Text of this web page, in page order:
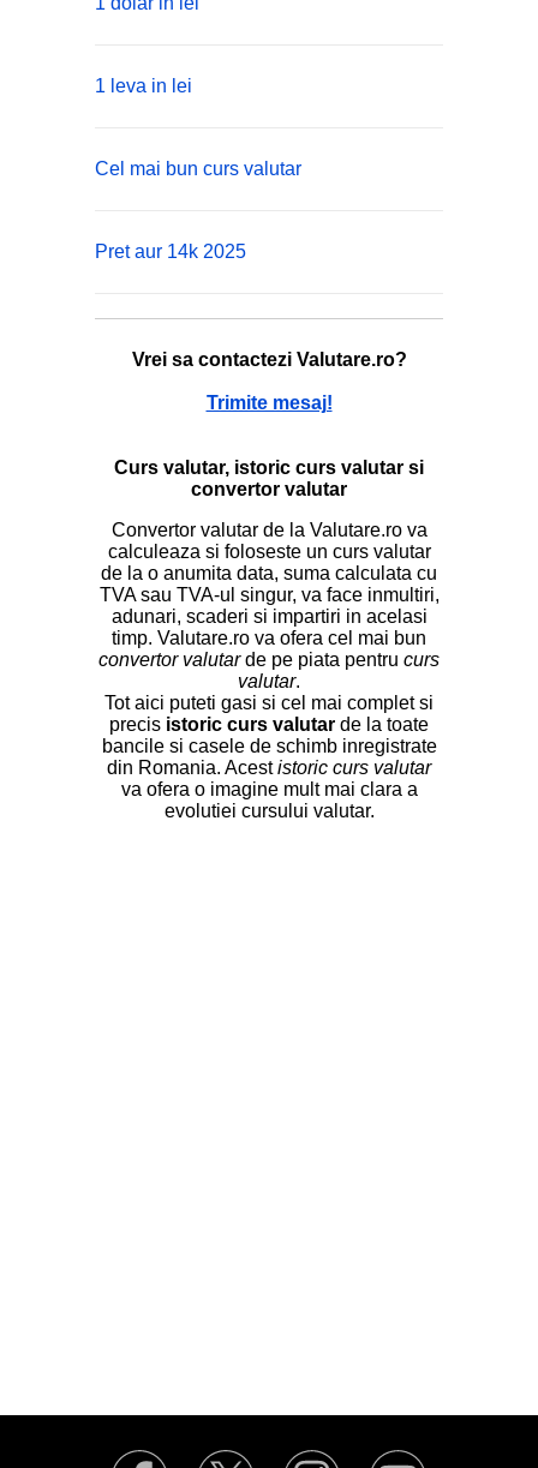
1 leva in lei
Cel mai bun curs valutar
Pret aur 14k 2025
Vrei sa contactezi Valutare.ro?
Trimite mesaj!
Curs valutar, istoric curs valutar si
convertor valutar
Convertor valutar de la Valutare.ro va
calculeaza si foloseste un curs valutar
de la o anumita data, suma calculata cu
TVA sau TVA-ul singur, va face inmultiri,
adunari, scaderi si impartiri in acelasi
timp. Valutare.ro va ofera cel mai bun
convertor valutarde pe piata pentru curs
valutar.
Tot aici puteti gasi si cel mai complet si
precis istoric curs valutar de la toate
bancile si casele de schimb inregistrate
din Romania. Acestistoric curs valutar
va ofera o imagine mult mai clara a
evolutiei cursului valutar.